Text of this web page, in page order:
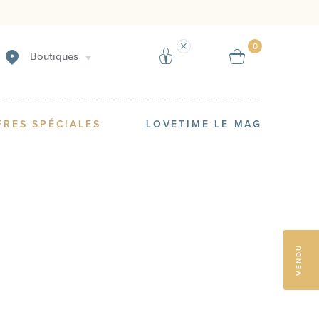
Boutiques
0
SPÉCIALES LOVETIME LE MAG
VENDU